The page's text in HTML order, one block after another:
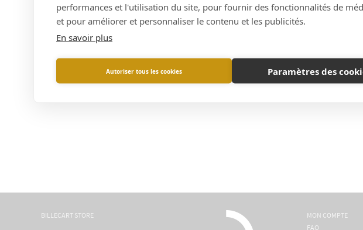
performances et l'utilisation du site, pour fournir des fonctionnalités de
et pour améliorer et personnaliser le contenu et les publicités.
En savoir plus
Autoriser tous les cookies Paramètres des
BILLECART STORE
MON COMPTE
FAQ